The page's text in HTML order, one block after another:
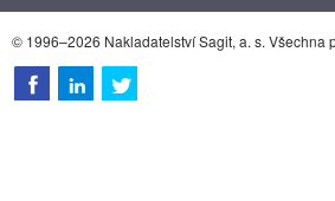
© 1996–2026 Nakladatelství Sagit, a. s. Všechna